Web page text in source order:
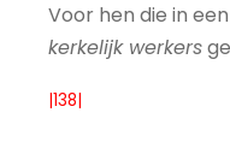
Voor hen die in
kerkelijk werkers
|138|